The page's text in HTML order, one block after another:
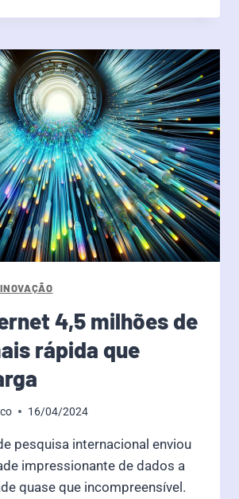
4,5 milhões de
rápida que
16/04/2024
pesquisa internacional enviou
impressionante de dados a
quase que incompreensível.